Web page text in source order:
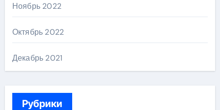
Ноябрь 2022
Октябрь 2022
Декабрь 2021
Рубрики